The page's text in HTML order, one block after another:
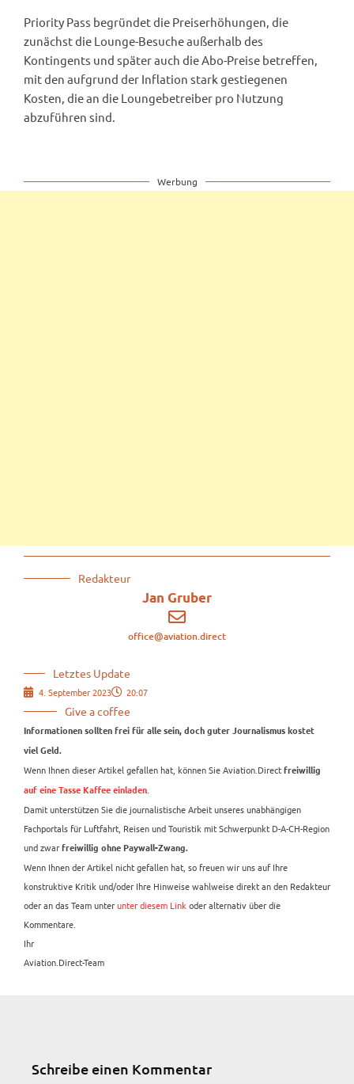
Redakteur
Jan Gruber
office@aviation.direct
Letztes Update
4. September 2023 20:07
Give a coffee
Informationen sollten frei für alle sein, doch guter Journalismus kostet
viel Geld.
Wenn Ihnen dieser Artikel gefallen hat, können Sie Aviation.Direct freiwillig
auf eine Tasse Kaffee einladen.
Damit unterstützen Sie die journalistische Arbeit unseres unabhängigen
Fachportals für Luftfahrt, Reisen und Touristik mit Schwerpunkt D-A-CH-Region
und zwar freiwillig ohne Paywall-Zwang.
Wenn Ihnen der Artikel nicht gefallen hat, so freuen wir uns auf Ihre
konstruktive Kritik und/oder Ihre Hinweise wahlweise direkt an den Redakteur
oder an das Team unterunter diesem Linkoder alternativ über die
Kommentare.
Ihr
Aviation.Direct-Team
Priority Pass begründet die Preiserhöhungen, die
zunächst die Lounge-Besuche außerhalb des
Kontingents und später auch die Abo-Preise betreffen,
mit den aufgrund der Inflation stark gestiegenen
Kosten, die an die Loungebetreiber pro Nutzung
abzuführen sind.
Werbung
Schreibe einen Kommentar